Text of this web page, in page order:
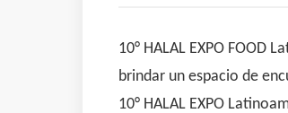
10° HALAL EXPO
brindar un espacio de
10° HALAL EXPO